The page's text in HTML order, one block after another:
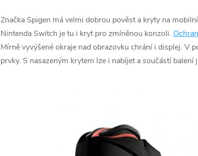
Značka Spigen má velmi dobrou pověst a kryty na
Nintenda Switch je tu i kryt pro zmíněnou konzoli.
Mírně vyvýšené okraje nad obrazovku chrání i displej. V
prvky. S nasazeným krytem lze i nabíjet a součástí